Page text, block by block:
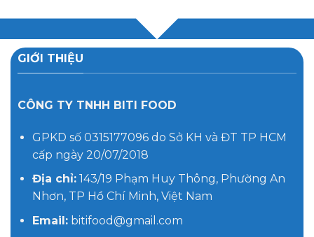
GIỚI THIỆU
CÔNG TY TNHH BITI FOOD
GPKD số 0315177096 do Sở KH và ĐT TP HCM
cấp ngày 20/07/2018
Địa chỉ:143/19 Phạm Huy Thông, Phường An
Nhơn, TP Hồ Chí Minh, Việt Nam
Email:bitifood@gmail.com